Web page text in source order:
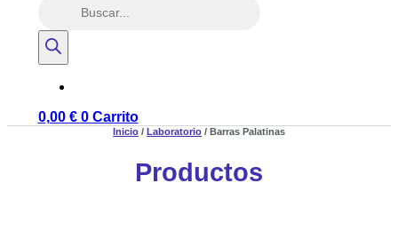
0,00 € 0 Carrito
Inicio / Laboratorio / Barras Palatinas
Productos